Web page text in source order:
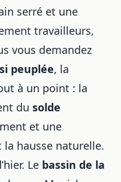
serré et une
travailleurs,
vous demandez
peuplée, la
à un point : la
du solde
et une
hausse naturelle.
Le bassin de la